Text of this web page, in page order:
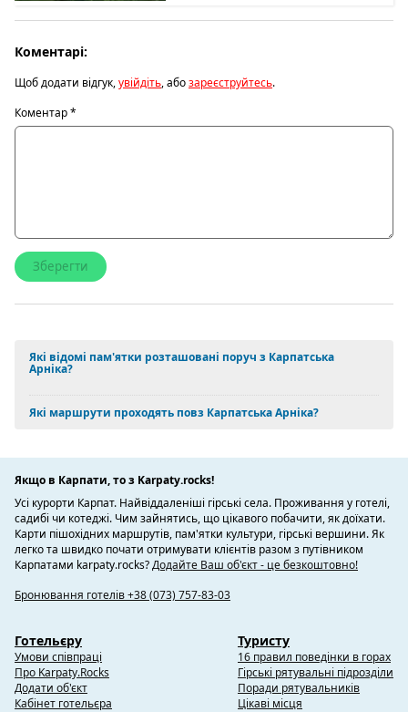
Коментарі:
Щоб додати відгук,увійдіть, абозареєструйтесь.
Коментар*
Які відомі пам'ятки розташовані поруч з Карпатська
Арніка?
Які маршрути проходять повз Карпатська Арніка?
Якщо в Карпати, то з Karpaty.rocks!
Усі курорти Карпат. Найвіддаленіші гірські села. Проживання у готелі,
садибі чи котеджі. Чим зайнятись, що цікавого побачити, як доїхати.
Карти пішохідних маршрутів, пам'ятки культури, гірські вершини. Як
легко та швидко почати отримувати клієнтів разом з путівником
Карпатами karpaty.rocks?Додайте Ваш об'єкт - це безкоштовно!
Бронювання готелів +38 (073) 757-83-03
Готельєру
Умови співпраці
Про Karpaty.Rocks
Додати об'єкт
Кабінет готельєра
Туристу
16 правил поведінки в горах
Гірські рятувальні підрозділи
Поради рятувальників
Цікаві місця